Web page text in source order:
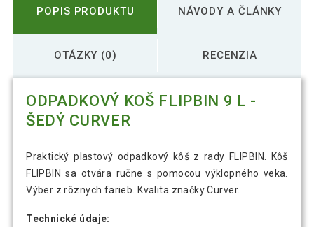
POPIS PRODUKTU NÁVODY A ČLÁNKY
OTÁZKY (0) RECENZIA
ODPADKOVÝ KOŠ FLIPBIN 9 L -
ŠEDÝ CURVER
Praktický plastový odpadkový kôš z rady FLIPBIN. Kôš
FLIPBIN sa otvára ručne s pomocou výklopného veka.
Výber z rôznych farieb. Kvalita značky Curver.
Technické údaje: